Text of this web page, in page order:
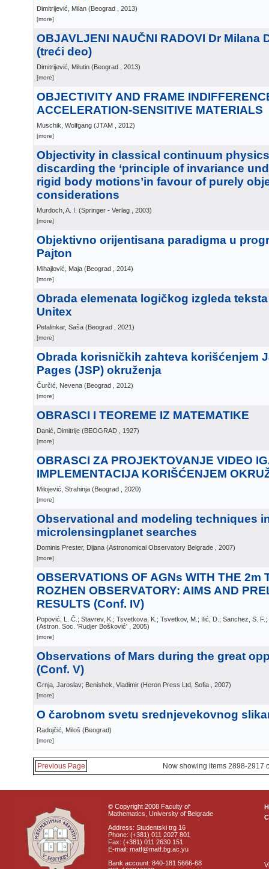
Dimitrijević, Milan (Beograd , 2013)
[more]
OBJAVLJENI NAUČNI RADOVI Dr Milana
(treći deo)
Dimitrijević, Milutin (Beograd , 2013)
[more]
OBJECTIVITY AND FRAME
ACCELERATION-SENSITIVE MATERIALS
Muschik, Wolfgang (JTAM , 2012)
[more]
Objectivity in classical continuum
discarding the ‘principle of invariance
rigid body motions’in favour of purely
considerations
Murdoch, A. I. (Springer - Verlag , 2003)
[more]
Objektivno orijentisana paradigma u
Pajton
Mihajlović, Maja (Beograd , 2014)
[more]
Obrada elemenata logičkog izgleda
Unitex
Petalinkar, Saša (Beograd , 2021)
[more]
Obrada korisničkih zahteva korišćenjem
Pages (JSP) okruženja
Čurčić, Nevena (Beograd , 2012)
[more]
OBRASCI I TEOREME IZ MATEMATIKE
Danić, Dimitrije (BEOGRAD , 1927)
[more]
OBRASCI ZA PROJEKTOVANJE VIDEO
IMPLEMENTACIJA KORIŠĆENJEM
Milojević, Strahinja (Beograd , 2020)
[more]
Observational and modeling techniques
microlensingplanet searches
Dominis Prester, Dijana (Astronomical Observatory Belgrade , 2007)
[more]
OBSERVATIONS OF AGNs WITH THE 2m
ROZHEN OBSERVATORY: AIMS AND
RESULTS (Conf. IV)
Popović, L. Č.; Stavrev, K.; Tsvetkova, K.; Tsvetkov, M.; Ilić, D.; Sanchez, S. F.;
(Astron. Soc. 'Rudjer Bošković' , 2005)
[more]
Observations of Mars during the great
(Conf. V)
Grnja, Jaroslav; Benishek, Vladimir (Heron Press Ltd, Sofia , 2007)
[more]
O čarobnom svetu srednjevekovnog
Radojčić, Miloš (Beograd)
[more]
Previous Page Now showing items 2898-2917
© Copyright 2008 Faculty of
Mathematics, University of Belgrade
Address: Studentski trg 16
Phone: (+381) 011 2027 801
Fax: (+381) 011 2630 151
E-mail: matf@matf.bg.ac.yu
Bank account: 840-181 5666-68